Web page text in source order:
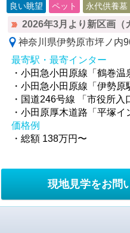
良い眺望 ペット 永代供養
2026年3月より新区画（
神奈川県伊勢原市坪ノ内
最寄駅・最寄インター
・小田急小田原線「鶴巻温
・小田急小田原線「伊勢原
・国道246号線 「市役所入
・小田原厚木道路「平塚イ
価格例
・総額 138万円〜
現地見学をお問